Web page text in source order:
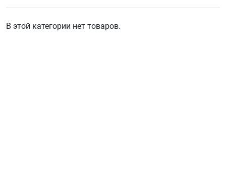
В этой категории нет товаров.